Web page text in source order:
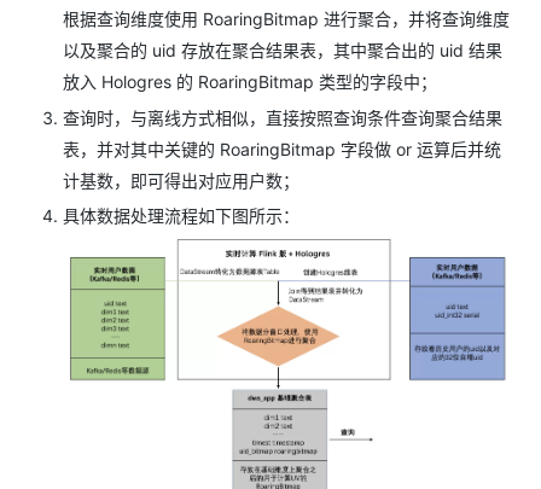
根据查询维度使用 RoaringBitmap 进行聚合，并将查询维度
以及聚合的 uid 存放在聚合结果表，其中聚合出的 uid 结果
放入 Hologres 的 RoaringBitmap 类型的字段中；
查询时，与离线方式相似，直接按照查询条件查询聚合结果
表，并对其中关键的 RoaringBitmap 字段做 or 运算后并统
计基数，即可得出对应用户数；
具体数据处理流程如下图所示：